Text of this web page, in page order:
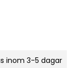
inom 3-5 dagar